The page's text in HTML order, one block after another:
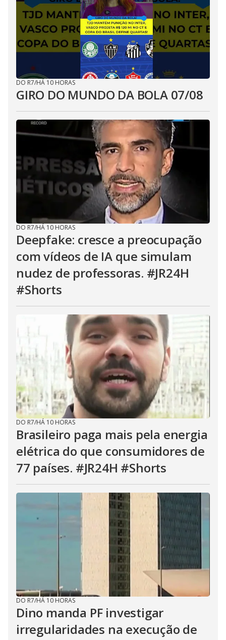
DO R7/HÁ 10 HORAS
GIRO DO MUNDO DA BOLA 07/08
DO R7/HÁ 10 HORAS
Deepfake: cresce a preocupação
com vídeos de IA que simulam
nudez de professoras. #JR24H
#Shorts
DO R7/HÁ 10 HORAS
Brasileiro paga mais pela energia
elétrica do que consumidores de
77 países. #JR24H #Shorts
DO R7/HÁ 10 HORAS
Dino manda PF investigar
irregularidades na execução de